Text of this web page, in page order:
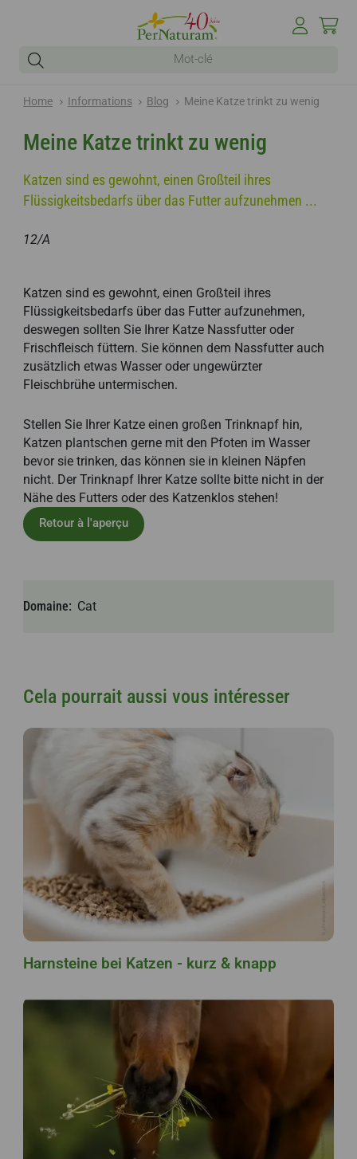
Home Informations Blog Meine Katze trinkt zu wenig
Meine Katze trinkt zu wenig
Katzen sind es gewohnt, einen Großteil ihres
Flüssigkeitsbedarfs über das Futter aufzunehmen ...
12/A
Katzen sind es gewohnt, einen Großteil ihres
Flüssigkeitsbedarfs über das Futter aufzunehmen,
deswegen sollten Sie Ihrer Katze Nassfutter oder
Frischfleisch füttern. Sie können dem Nassfutter auch
zusätzlich etwas Wasser oder ungewürzter
Fleischbrühe untermischen.
Stellen Sie Ihrer Katze einen großen Trinknapf hin,
Katzen plantschen gerne mit den Pfoten im Wasser
bevor sie trinken, das können sie in kleinen Näpfen
nicht. Der Trinknapf Ihrer Katze sollte bitte nicht in der
Nähe des Futters oder des Katzenklos stehen!
Domaine Cat
Cela pourrait aussi vous intéresser
Harnsteine bei Katzen - kurz & knapp
Retour à l'aperçu